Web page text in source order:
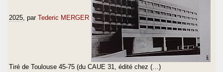
2025 , par Tederic MERGER
Tiré de Toulouse 45-75 (du CAUE 31, édité chez (…)